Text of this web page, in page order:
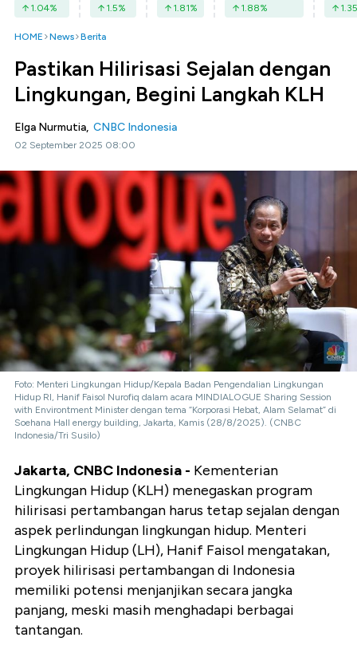
1.04% 1.5% 1.81% 1.88% 1.35
HOME News Berita
Pastikan Hilirisasi Sejalan dengan
Lingkungan, Begini Langkah KLH
Elga Nurmutia, CNBC Indonesia
02 September 2025 08:00
Foto: Menteri Lingkungan Hidup/Kepala Badan Pengendalian Lingkungan
Hidup RI, Hanif Faisol Nurofiq dalam acara MINDIALOGUE Sharing Session
with Environtment Minister dengan tema “Korporasi Hebat, Alam Selamat” di
Soehana Hall energy building, Jakarta, Kamis (28/8/2025). (CNBC
Indonesia/Tri Susilo)
Jakarta, CNBC Indonesia - Kementerian
Lingkungan Hidup (KLH) menegaskan program
hilirisasi pertambangan harus tetap sejalan dengan
aspek perlindungan lingkungan hidup. Menteri
Lingkungan Hidup (LH), Hanif Faisol mengatakan,
proyek hilirisasi pertambangan di Indonesia
memiliki potensi menjanjikan secara jangka
panjang, meski masih menghadapi berbagai
tantangan.